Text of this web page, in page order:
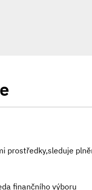
prostředky,sleduje
finančního výboru